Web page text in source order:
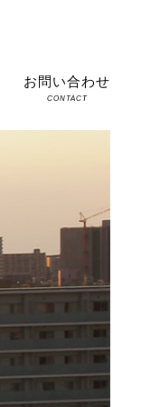
お問い合わせ
CONTACT